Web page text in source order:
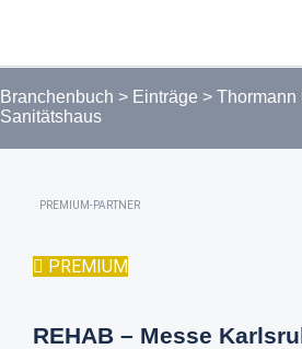
Branchenbuch > Einträge > Thormann
Sanitätshaus
PREMIUM-PARTNER
PREMIUM
REHAB – Messe